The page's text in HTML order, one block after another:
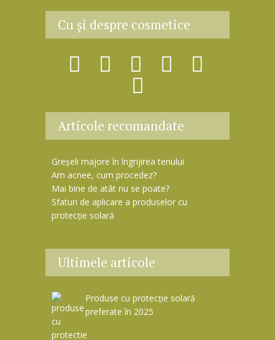
e
a
Cu şi despre cosmetice
Articole recomandate
Greșeli majore în îngrijirea tenului
Am acnee, cum procedez?
Mai bine de atât nu se poate?
Sfaturi de aplicare a produselor cu
protecție solară
Ultimele articole
Produse cu protecție solară
preferate în 2025